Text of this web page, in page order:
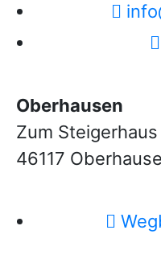
Oberhausen
Zum
46117